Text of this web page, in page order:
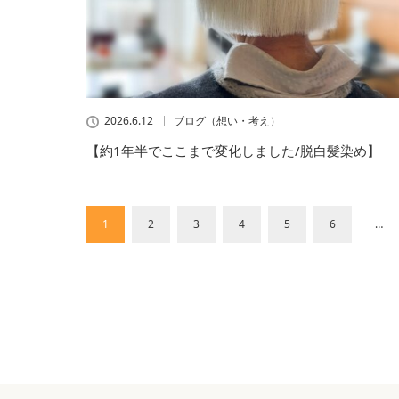
2026.6.12 ブログ（想い・考え）
【約1年半でここまで変化しました/脱白髪染め】
1 2 3 4 5 6 …